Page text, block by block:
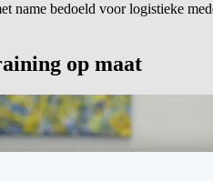
name bedoeld voor logistieke
op maat